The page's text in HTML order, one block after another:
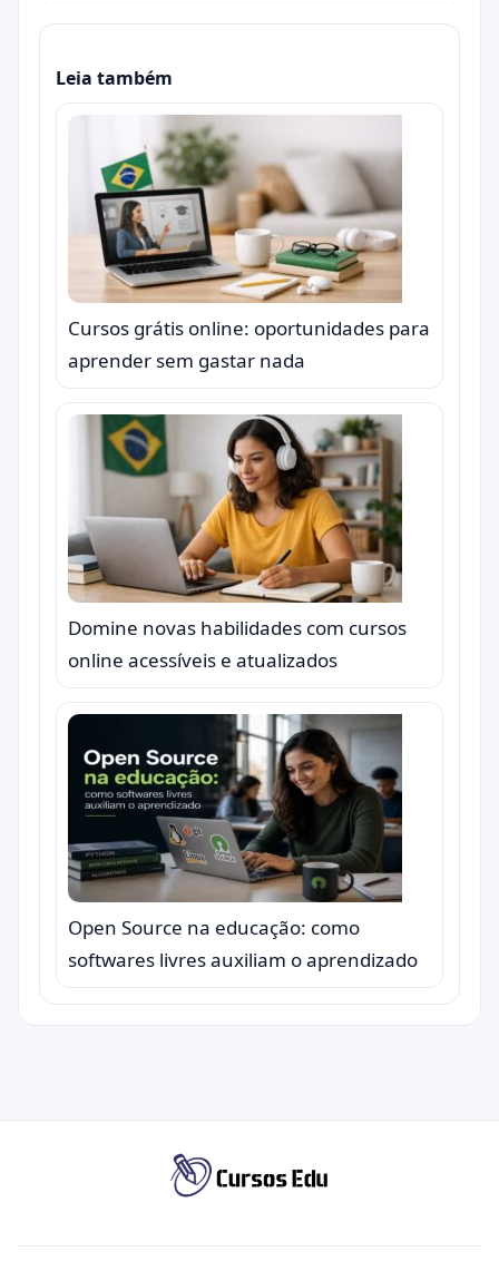
Leia também
Cursos grátis online: oportunidades para
aprender sem gastar nada
Domine novas habilidades com cursos
online acessíveis e atualizados
Open Source na educação: como
softwares livres auxiliam o aprendizado